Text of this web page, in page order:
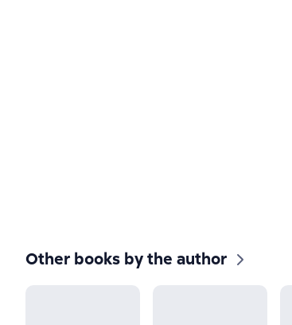
Other books by the author